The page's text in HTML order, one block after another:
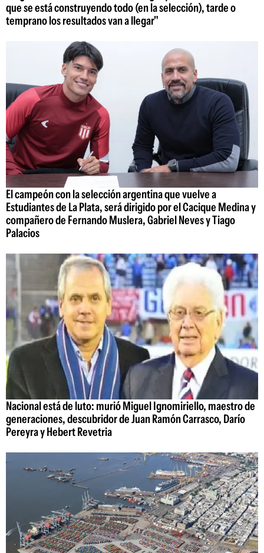
que se está construyendo todo (en la selección), tarde o
temprano los resultados van a llegar"
El campeón con la selección argentina que vuelve a
Estudiantes de La Plata, será dirigido por el Cacique Medina y
compañero de Fernando Muslera, Gabriel Neves y Tiago
Palacios
Nacional está de luto: murió Miguel Ignomiriello, maestro de
generaciones, descubridor de Juan Ramón Carrasco, Darío
Pereyra y Hebert Revetria